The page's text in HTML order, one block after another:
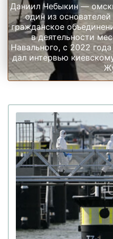
Даниил Чебыкин —
один из
гражданское
в деятельности
Навального, с 2022
дал интервью